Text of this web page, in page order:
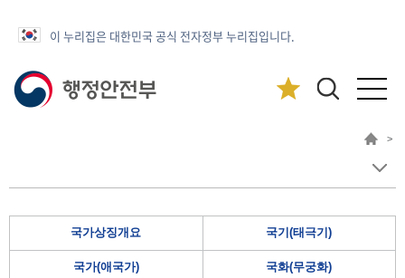
이 누리집은 대한민국 공식 전자정부 누리집입니다.
>
국가상징개요 국기(태극기)
국가(애국가) 국화(무궁화)